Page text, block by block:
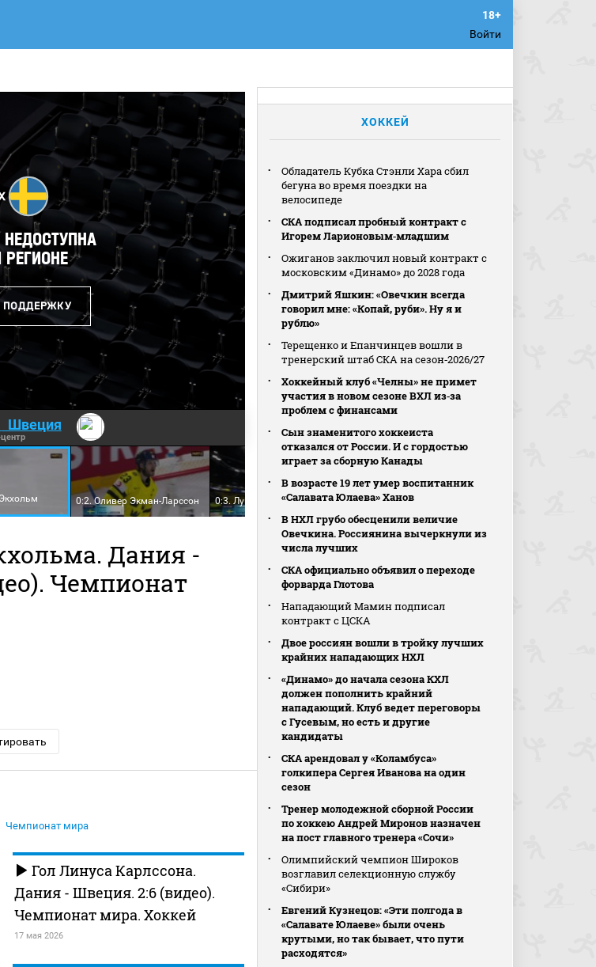
Войти
Швеция
0:2. Оливер Экман-Ларссон 0:3. Лукас Раймонд 0:4. Якоб Силфверберг
Дания -
Чемпионат
Чемпионат мира
Гол Линуса Карлссона.
Дания - Швеция. 2:6 (видео).
Чемпионат мира. Хоккей
17 мая 2026
ХОККЕЙ
Обладатель Кубка Стэнли Хара сбил
бегуна во время поездки на
велосипеде
СКА подписал пробный контракт с
Игорем Ларионовым‑младшим
Ожиганов заключил новый контракт с
московским «Динамо» до 2028 года
Дмитрий Яшкин: «Овечкин всегда
говорил мне: «Копай, руби». Ну я и
рублю»
Терещенко и Епанчинцев вошли в
тренерский штаб СКА на сезон‑2026/27
Хоккейный клуб «Челны» не примет
участия в новом сезоне ВХЛ из‑за
проблем с финансами
Сын знаменитого хоккеиста
отказался от России. И с гордостью
играет за сборную Канады
В возрасте 19 лет умер воспитанник
«Салавата Юлаева» Ханов
В НХЛ грубо обесценили величие
Овечкина. Россиянина вычеркнули из
числа лучших
СКА официально объявил о переходе
форварда Глотова
Нападающий Мамин подписал
контракт с ЦСКА
Двое россиян вошли в тройку лучших
крайних нападающих НХЛ
«Динамо» до начала сезона КХЛ
должен пополнить крайний
нападающий. Клуб ведет переговоры
с Гусевым, но есть и другие
кандидаты
СКА арендовал у «Коламбуса»
голкипера Сергея Иванова на один
сезон
Тренер молодежной сборной России
по хоккею Андрей Миронов назначен
на пост главного тренера «Сочи»
Олимпийский чемпион Широков
возглавил селекционную службу
«Сибири»
Евгений Кузнецов: «Эти полгода в
«Салавате Юлаеве» были очень
крутыми, но так бывает, что пути
расходятся»